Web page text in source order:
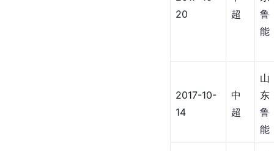
20
超
鲁
能
2017-10-
14
中
超
山
东
鲁
能